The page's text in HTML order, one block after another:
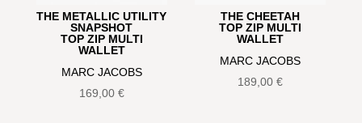
THE METALLIC UTILITY
SNAPSHOT
TOP ZIP MULTI
WALLET
MARC JACOBS
169,00 €
THE CHEETAH
TOP ZIP MULTI
WALLET
MARC JACOBS
189,00€